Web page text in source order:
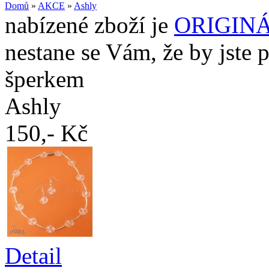
Domů » AKCE » Ashly
nabízené zboží je
nestane se Vám, že by jste
šperkem
Ashly
150,- Kč
Detail